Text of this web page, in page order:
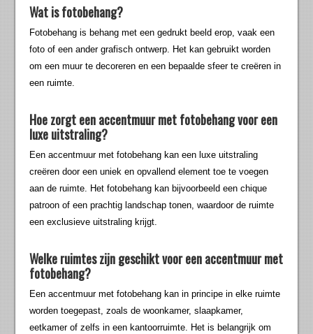
Wat is fotobehang?
Fotobehang is behang met een gedrukt beeld erop, vaak een
foto of een ander grafisch ontwerp. Het kan gebruikt worden
om een muur te decoreren en een bepaalde sfeer te creëren in
een ruimte.
Hoe zorgt een accentmuur met fotobehang voor een
luxe uitstraling?
Een accentmuur met fotobehang kan een luxe uitstraling
creëren door een uniek en opvallend element toe te voegen
aan de ruimte. Het fotobehang kan bijvoorbeeld een chique
patroon of een prachtig landschap tonen, waardoor de ruimte
een exclusieve uitstraling krijgt.
Welke ruimtes zijn geschikt voor een accentmuur met
fotobehang?
Een accentmuur met fotobehang kan in principe in elke ruimte
worden toegepast, zoals de woonkamer, slaapkamer,
eetkamer of zelfs in een kantoorruimte. Het is belangrijk om